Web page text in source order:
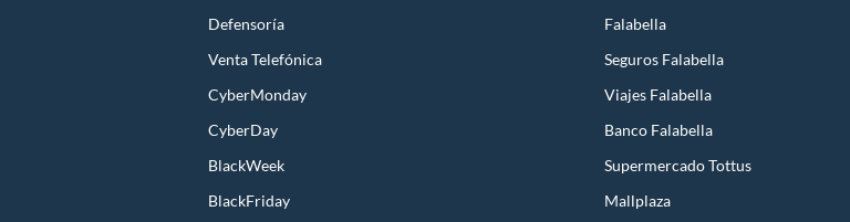
Defensoría
Venta Telefónica
CyberMonday
CyberDay
BlackWeek
BlackFriday
Falabella
Seguros Falabella
Viajes Falabella
Banco Falabella
Supermercado Tottus
Mallplaza